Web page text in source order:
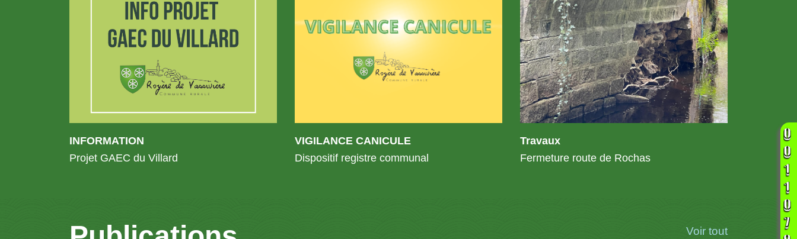
INFORMATION
Projet GAEC du Villard
VIGILANCE CANICULE
Dispositif registre communal
Travaux
Fermeture route de Rochas
Voir tout